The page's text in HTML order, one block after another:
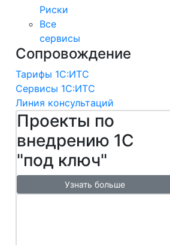
Риски
Все
сервисы
Сопровождение
Тарифы 1С:ИТС
Сервисы 1С:ИТС
Линия консультаций
Проекты по
внедрению 1С
"под ключ"
Узнать больше